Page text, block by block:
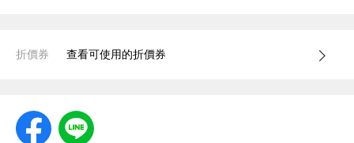
折價券 查看可使用的折價券